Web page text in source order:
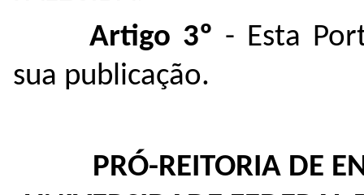
Artigo 3º - Esta
sua publicação.
PRÓ-REITORIA DE